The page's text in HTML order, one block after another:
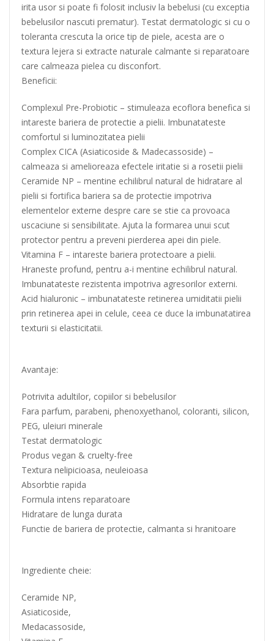
irita usor si poate fi folosit inclusiv la bebelusi (cu exceptia
bebelusilor nascuti prematur). Testat dermatologic si cu o
toleranta crescuta la orice tip de piele, acesta are o
textura lejera si extracte naturale calmante si reparatoare
care calmeaza pielea cu disconfort.
Beneficii:
Complexul Pre-Probiotic – stimuleaza ecoflora benefica si
intareste bariera de protectie a pielii. Imbunatateste
comfortul si luminozitatea pielii
Complex CICA (Asiaticoside & Madecassoside) –
calmeaza si amelioreaza efectele iritatie si a rosetii pielii
Ceramide NP – mentine echilibrul natural de hidratare al
pielii si fortifica bariera sa de protectie impotriva
elementelor externe despre care se stie ca provoaca
uscaciune si sensibilitate. Ajuta la formarea unui scut
protector pentru a preveni pierderea apei din piele.
Vitamina F – intareste bariera protectoare a pielii.
Hraneste profund, pentru a-i mentine echilibrul natural.
Imbunatateste rezistenta impotriva agresorilor externi.
Acid hialuronic – imbunatateste retinerea umiditatii pielii
prin retinerea apei in celule, ceea ce duce la imbunatatirea
texturii si elasticitatii.
Avantaje:
Potrivita adultilor, copiilor si bebelusilor
Fara parfum, parabeni, phenoxyethanol, coloranti, silicon,
PEG, uleiuri minerale
Testat dermatologic
Produs vegan & cruelty-free
Textura nelipicioasa, neuleioasa
Absorbtie rapida
Formula intens reparatoare
Hidratare de lunga durata
Functie de bariera de protectie, calmanta si hranitoare
Ingrediente cheie:
Ceramide NP,
Asiaticoside,
Medacassoside,